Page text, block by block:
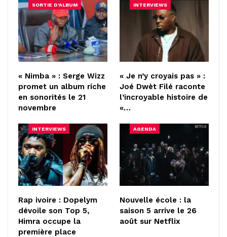
SORTIE D'ALBUM
« Nimba » : Serge Wizz
promet un album riche
en sonorités le 21
novembre
INTERVIEWS
« Je n’y croyais pas » :
Joé Dwèt Filé raconte
l’incroyable histoire de
«…
INTERVIEWS
Rap ivoire : Dopelym
dévoile son Top 5,
Himra occupe la
première place
AGENDA
Nouvelle école : la
saison 5 arrive le 26
août sur Netflix